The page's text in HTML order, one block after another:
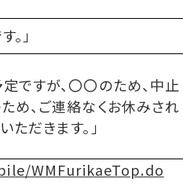
」
ですが、〇〇のため、中止
め、ご連絡なくお休みされ
ただきます。」
WMFurikaeTop.do